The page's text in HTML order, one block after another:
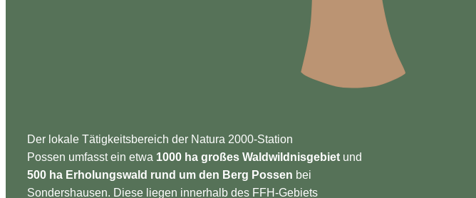
Der lokale Tätigkeitsbereich der Natura 2000-Station
Possen umfasst ein etwa 1000 ha großes Waldwildnisgebiet und
500 ha Erholungswald rund um den Berg Possen bei
Sondershausen. Diese liegen innerhalb des FFH-Gebiets